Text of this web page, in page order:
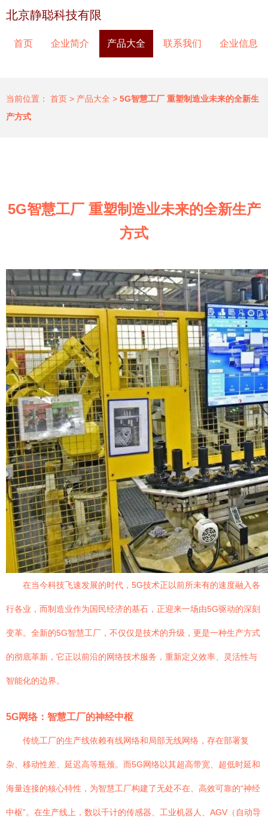
北京静聪科技有限
首页 企业简介 产品大全 联系我们 企业信息
当前位置： 首页 > 产品大全 > 5G智慧工厂 重塑制造业未来的全新生
产方式
5G智慧工厂 重塑制造业未来的全新生产
方式
在当今科技飞速发展的时代，5G技术正以前所未有的速度融入各
行各业，而制造业作为国民经济的基石，正迎来一场由5G驱动的深刻
变革。全新的5G智慧工厂，不仅仅是技术的升级，更是一种生产方式
的彻底革新，它正以前沿的网络技术服务，重新定义效率、灵活性与
智能化的边界。
5G网络：智慧工厂的神经中枢
传统工厂的生产线依赖有线网络和局部无线网络，存在部署复
杂、移动性差、延迟高等瓶颈。而5G网络以其超高带宽、超低时延和
海量连接的核心特性，为智慧工厂构建了无处不在、高效可靠的“神经
中枢”。在生产线上，数以千计的传感器、工业机器人、AGV（自动导